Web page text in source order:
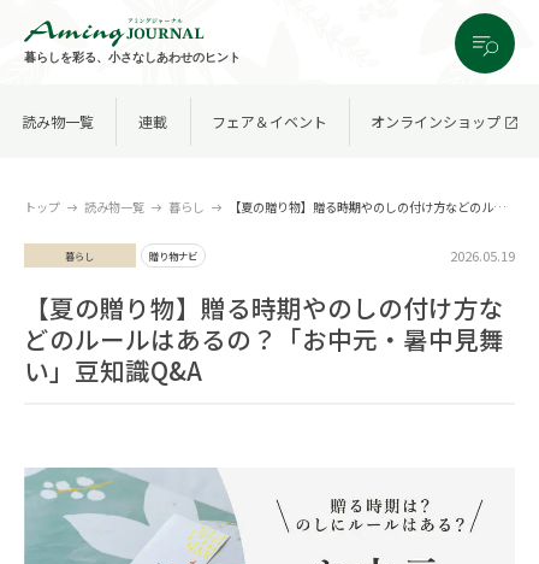
暮らしを彩る、小さなしあわせのヒント
読み物一覧 連載 フェア＆イベント オンラインショップ
トップ 読み物一覧 暮らし 【夏の贈り物】贈る時期やのしの付け方などのルールはあるの？「お中元・暑中見舞い」豆知識Q&A
暮らし 贈り物ナビ 2026.05.19
【夏の贈り物】贈る時期やのしの付け方な
どのルールはあるの？「お中元・暑中見舞
い」豆知識Q&A